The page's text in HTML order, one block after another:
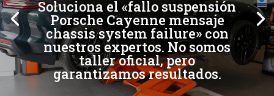
Soluciona el «fallo suspensión
Porsche Cayenne mensaje
chassis system failure» con
nuestros expertos. No somos
taller oficial, pero
garantizamos resultados.